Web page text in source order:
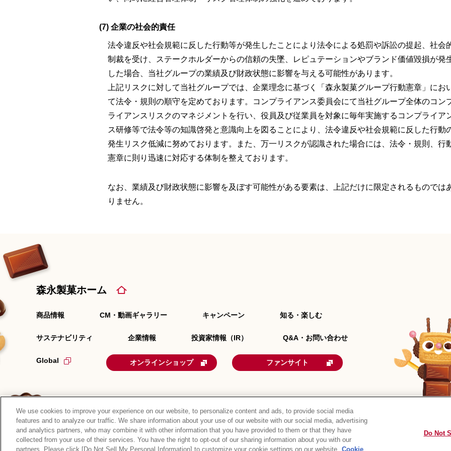
(7) 企業の社会的責任
法令違反や社会規範に反した行動等が発生したことにより法令による処罰や訴訟の提起、社会
制裁を受け、ステークホルダーからの信頼の失墜、レピュテーションやブランド価値毀損が発
した場合、当社グループの業績及び財政状態に影響を与える可能性があります。
上記リスクに対して当社グループでは、企業理念に基づく「森永製菓グループ行動憲章」にお
て法令・規則の順守を定めております。コンプライアンス委員会にて当社グループ全体のコン
ライアンスリスクのマネジメントを行い、役員及び従業員を対象に毎年実施するコンプライア
ス研修等で法令等の知識啓発と意識向上を図ることにより、法令違反や社会規範に反した行動
発生リスク低減に努めております。また、万一リスクが認識された場合には、法令・規則、行
憲章に則り迅速に対応する体制を整えております。
なお、業績及び財政状態に影響を及ぼす可能性がある要素は、上記だけに限定されるものでは
りません。
森永製菓ホーム
商品情報 CM・動画ギャラリー キャンペーン 知る・楽しむ
サステナビリティ 企業情報 投資家情報（IR） Q&A・お問い合わせ
Global オンラインショップ ファンサイト
サイトマップ RSSの配信について プライバシーポリシー ウェブアクセシビリティ ご利用規約
We use cookies to improve your experience on our website, to personalize content and ads, to provide social media
features and to analyze our traffic. We share information about your use of our website with our social media, advertising
and analytics partners, who may combine it with other information that you have provided to them or that they have
collected from your use of their services. You have the right to opt-out of our sharing information about you with our
partners. Please click [Do Not Sell My Personal Information] to customize your cookie settings on our website. Cookie
Do Not